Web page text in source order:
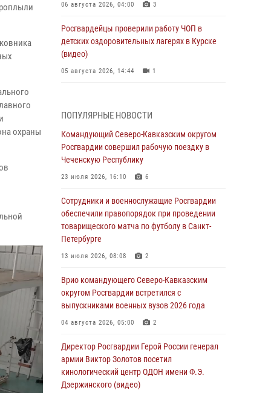
охраны
06 августа 2026, 04:00 3
Росгвардейцы проверили работу ЧОП в
детских оздоровительных лагерях в Курске
(видео)
05 августа 2026, 14:44 1
армии Ивана Яковлева
05 августа 2026, 14:30 3
При содействии спецназа Росгвардии
задержаны подозреваемые в организации
05 августа 2026, 14:25 1
В Великом Новгороде СОБР Росгвардии
оказал содействие в задержании
подозреваемых в причинении
05 августа 2026, 13:53
Формулу безопасности показал спецназ
Росгвардии юным динамовцам
05 августа 2026, 13:50 4
В столице росгвардейцы задержали мужчину,
устроившего дебош в букмекерской конторе
ПОПУЛЯРНЫЕ НОВОСТИ
Командующий Северо-Кавказским округом
Росгвардии совершил рабочую поездку в
Чеченскую Республику
23 июля 2026, 16:10 6
Сотрудники и военнослужащие Росгвардии
обеспечили правопорядок при проведении
товарищеского матча по футболу в Санкт-
Петербурге
13 июля 2026, 08:08 2
Врио командующего Северо-Кавказским
округом Росгвардии встретился с
выпускниками военных вузов 2026 года
04 августа 2026, 05:00 2
Директор Росгвардии Герой России генерал
армии Виктор Золотов посетил
кинологический центр ОДОН имени Ф.Э.
Дзержинского (видео)